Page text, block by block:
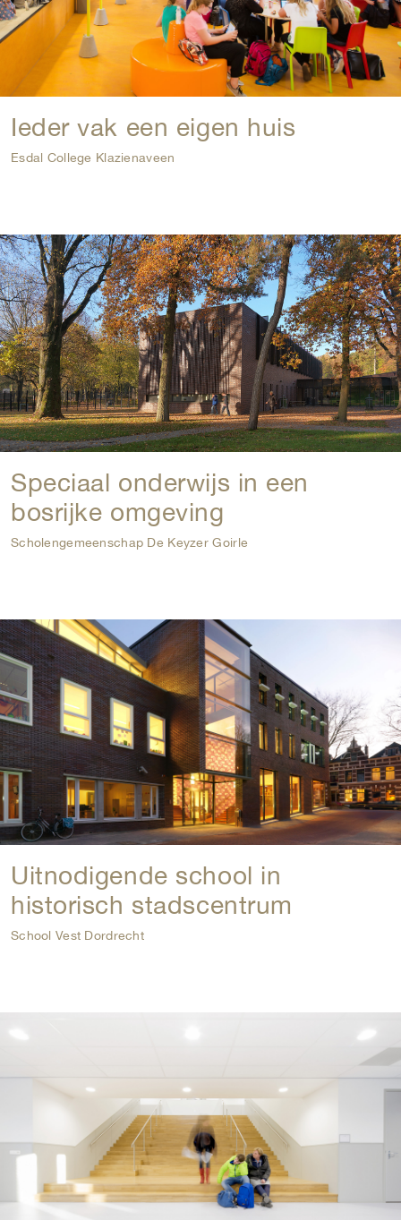
Ieder vak een eigen huis
Esdal College Klazienaveen
Speciaal onderwijs in een
bosrijke omgeving
Scholengemeenschap De Keyzer Goirle
Uitnodigende school in
historisch stadscentrum
School Vest Dordrecht